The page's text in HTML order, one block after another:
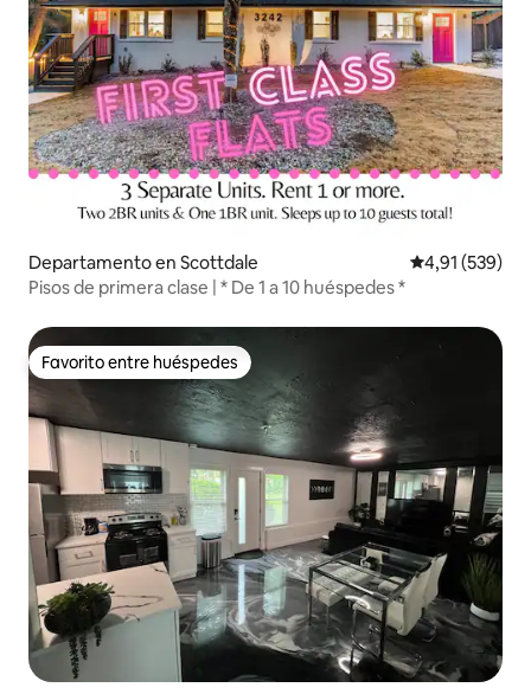
Departamento en Scottdale Calificación
4,91 (539)
Pisos de primera clase | * De 1 a 10 huéspedes *
Favorito entre huéspedes
Favorito entre huéspedes